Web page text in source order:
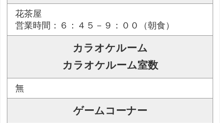
花茶屋
営業時間：６：４５－９：００（朝食）
カラオケルーム
カラオケルーム室数
無
ゲームコーナー